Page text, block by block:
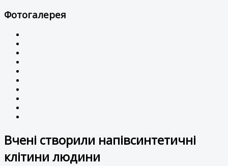
Фотогалерея
Вчені створили напівсинтетичні
клітини людини